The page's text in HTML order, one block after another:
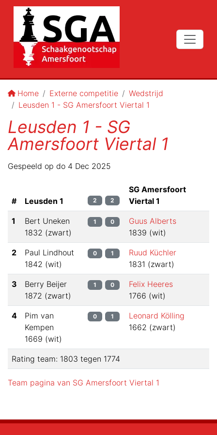
Home Externe competitie
Wedstrijd
Leusden 1 - SG Amersfoort Viertal 1
Leusden 1 - SG
Amersfoort Viertal 1
Gespeeld op do 4 Dec 2025
# Leusden 1 2 2
SG Amersfoort
Viertal 1
1
Bert Uneken
1832 (zwart)
1 0
Guus Alberts
1839 (wit)
2
Paul Lindhout
1842 (wit)
0 1
Ruud Küchler
1831 (zwart)
3
Berry Beijer
1872 (zwart)
1 0
Felix Heeres
1766 (wit)
4
Pim van
Kempen
1669 (wit)
0 1
Leonard Kölling
1662 (zwart)
Rating team: 1803 tegen 1774
Team pagina van SG Amersfoort Viertal 1